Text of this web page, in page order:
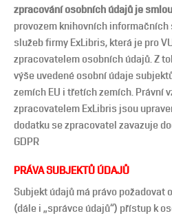
zpracování osobních údajů je
provozem knihovních informačních
služeb firmy ExLibris, která je pro
zpracovatelem osobních údajů. Z
výše uvedené osobní údaje
zemích EU i třetích zemích. Právní
zpracovatelem ExLibris jsou
dodatku se zpracovatel zavazuje
GDPR
PRÁVA SUBJEKTŮ ÚDAJŮ
Subjekt údajů má právo požadovat
(dále i „správce údajů“) přístup k